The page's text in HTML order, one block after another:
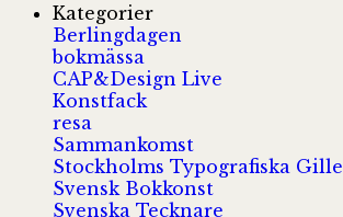
Kategorier
Berlingdagen
bokmässa
CAP&Design Live
Konstfack
resa
Sammankomst
Stockholms Typografiska Gille
Svensk Bokkonst
Svenska Tecknare